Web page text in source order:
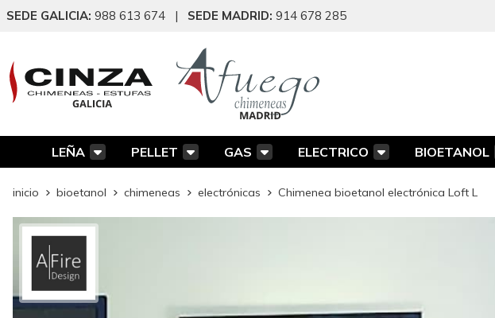
SEDE GALICIA: 988 613 674 | SEDE MADRID: 914 678 285
LEÑA PELLET GAS ELECTRICO BIOETANOL
inicio bioetanol chimeneas electrónicas Chimenea bioetanol electrónica Loft L